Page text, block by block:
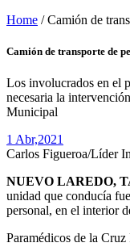
Home / Camión de
Camión de transporte de
Los involucrados en el
necesaria la
Municipal
1 Abr,2021
Carlos Figueroa/Líder
NUEVO LAREDO,
unidad que conducía
personal, en el interior
Paramédicos de la